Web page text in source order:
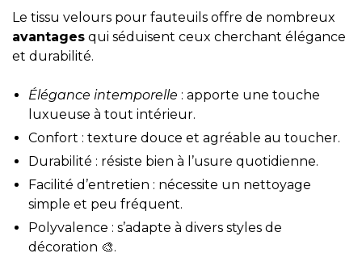
Le tissu velours pour fauteuils offre de nombreux
avantages qui séduisent ceux cherchant élégance
et durabilité.
Élégance intemporelle : apporte une touche
luxueuse à tout intérieur.
Confort : texture douce et agréable au toucher.
Durabilité : résiste bien à l’usure quotidienne.
Facilité d’entretien : nécessite un nettoyage
simple et peu fréquent.
Polyvalence : s’adapte à divers styles de
décoration 🎨.